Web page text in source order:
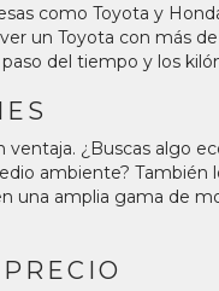
como Toyota y
un Toyota con más
del tiempo y los
ventaja. ¿Buscas algo
ambiente?
una amplia gama de